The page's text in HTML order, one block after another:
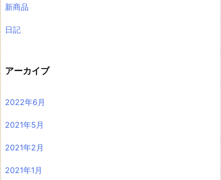
新商品
日記
アーカイブ
2022年6月
2021年5月
2021年2月
2021年1月